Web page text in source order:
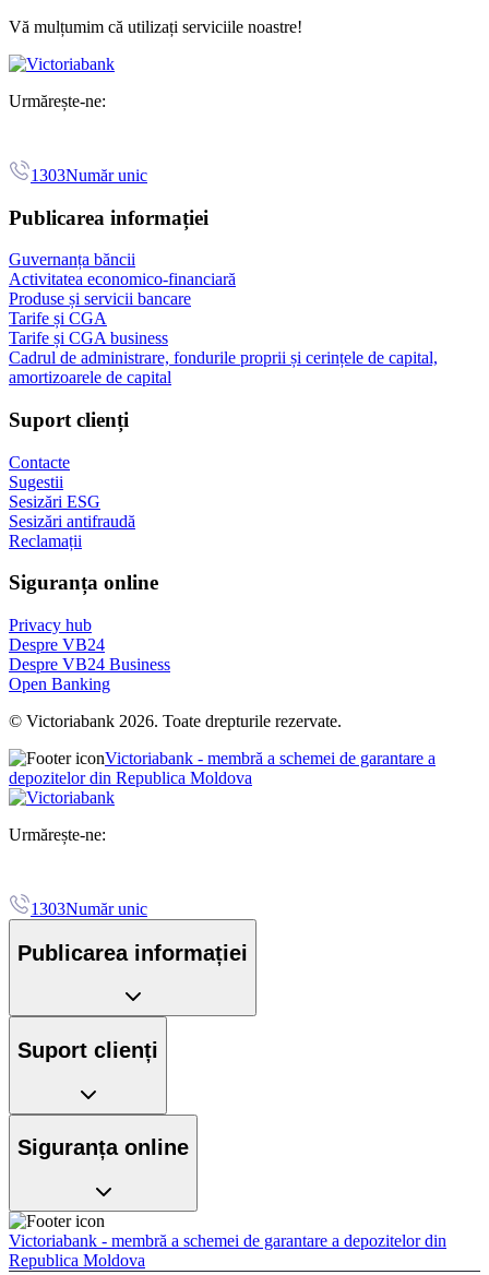
Vă mulțumim că utilizați serviciile noastre!
Urmărește-ne:
1303Număr unic
Publicarea informației
Guvernanța băncii
Activitatea economico-financiară
Produse și servicii bancare
Tarife și CGA
Tarife și CGA business
Cadrul de administrare, fondurile proprii și cerințele de capital,
amortizoarele de capital
Suport clienți
Contacte
Sugestii
Sesizări ESG
Sesizări antifraudă
Reclamații
Siguranța online
Privacy hub
Despre VB24
Despre VB24 Business
Open Banking
© Victoriabank 2026. Toate drepturile rezervate.
Victoriabank - membră a schemei de garantare a
depozitelor din Republica Moldova
Urmărește-ne:
1303Număr unic
Publicarea informației
Suport clienți
Siguranța online
Victoriabank - membră a schemei de garantare a depozitelor din
Republica Moldova